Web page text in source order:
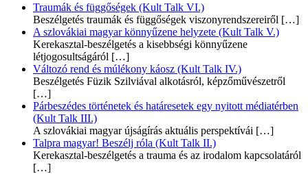
Traumák és függőségek (Kult Talk VI.)
Beszélgetés traumák és függőségek viszonyrendszereiről […]
A szlovákiai magyar könnyűzene helyzete (Kult Talk V.)
Kerekasztal-beszélgetés a kisebbségi könnyűzene
létjogosultságáról […]
Változó rend és múlékony káosz (Kult Talk IV.)
Beszélgetés Füzik Szilviával alkotásról, képzőművészetről
[…]
Párbeszédes történetek és határesetek egy nyitott médiatérben
(Kult Talk III.)
A szlovákiai magyar újságírás aktuális perspektívái […]
Talpra magyar! Beszélj róla (Kult Talk II.)
Kerekasztal-beszélgetés a trauma és az irodalom kapcsolatáról
[…]